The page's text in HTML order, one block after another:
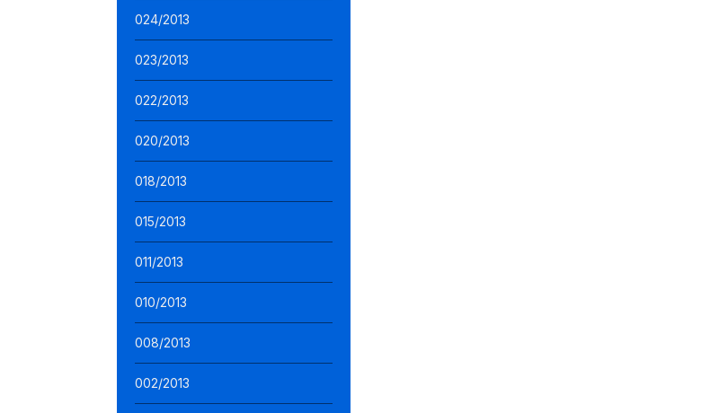
024/2013
023/2013
022/2013
020/2013
018/2013
015/2013
011/2013
010/2013
008/2013
002/2013